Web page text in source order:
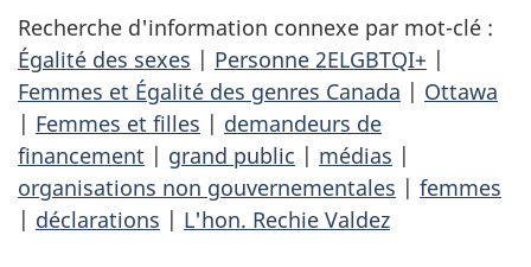
Recherche d'information connexe par mot-clé :
Égalité des sexes | Personne 2ELGBTQI+ |
Femmes et Égalité des genres Canada | Ottawa
| Femmes et filles | demandeurs de
financement | grand public | médias |
organisations non gouvernementales | femmes
| déclarations | L'hon. Rechie Valdez